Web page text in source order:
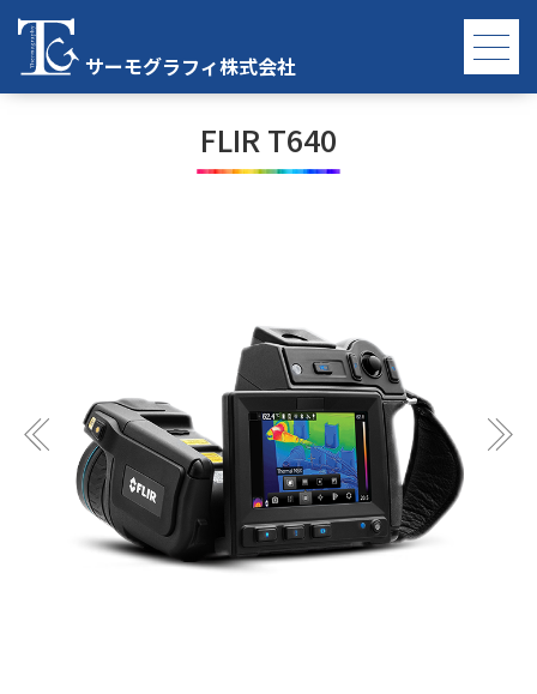
サーモグラフィ株式会社
TOP
FLIR T640